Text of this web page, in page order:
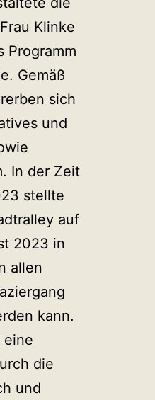
Klinke
Programm
Gemäß
sich
und
In der Zeit
stellte
auf
2023 in
allen
kann.
eine
die
und